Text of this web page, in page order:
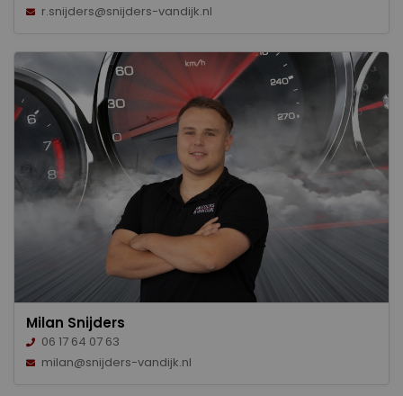
r.snijders@snijders-vandijk.nl
Milan Snijders
06 17 64 07 63
milan@snijders-vandijk.nl